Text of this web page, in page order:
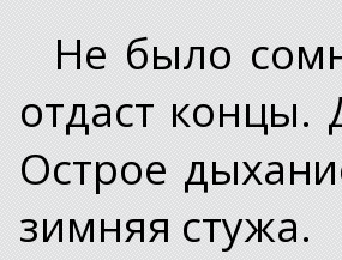
Не было
отдаст концы.
Острое
зимняя стужа.